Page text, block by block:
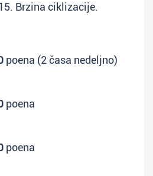
Brzina ciklizacije.
poena (2 časa nedeljno)
poena
poena